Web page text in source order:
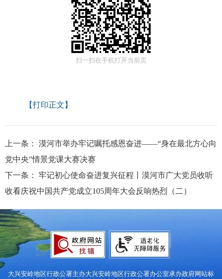
扫一扫在手机打开当前页
【打印正文】
上一条：
漠河市举办牢记嘱托感恩奋进——“身在最北方心向
党中央”情景党课大赛决赛
下一条：
牢记初心使命奋进复兴征程丨漠河市广大党员收听
收看庆祝中国共产党成立105周年大会反响热烈（二）
大兴安岭地区行政公署主办大兴安岭地区行政公署办公室承办政府网站标